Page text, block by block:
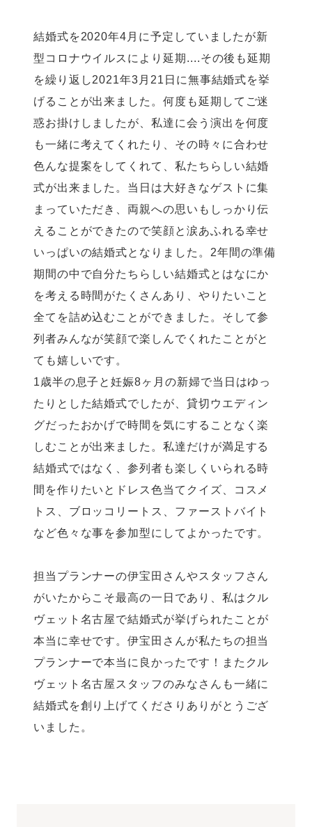
結婚式を2020年4月に予定していましたが新
型コロナウイルスにより延期....その後も延期
を繰り返し2021年3月21日に無事結婚式を挙
げることが出来ました。何度も延期してご迷
惑お掛けしましたが、私達に会う演出を何度
も一緒に考えてくれたり、その時々に合わせ
色んな提案をしてくれて、私たちらしい結婚
式が出来ました。当日は大好きなゲストに集
まっていただき、両親への思いもしっかり伝
えることができたので笑顔と涙あふれる幸せ
いっぱいの結婚式となりました。2年間の準備
期間の中で自分たちらしい結婚式とはなにか
を考える時間がたくさんあり、やりたいこと
全てを詰め込むことができました。そして参
列者みんなが笑顔で楽しんでくれたことがと
ても嬉しいです。
1歳半の息子と妊娠8ヶ月の新婦で当日はゆっ
たりとした結婚式でしたが、貸切ウエディン
グだったおかげで時間を気にすることなく楽
しむことが出来ました。私達だけが満足する
結婚式ではなく、参列者も楽しくいられる時
間を作りたいとドレス色当てクイズ、コスメ
トス、ブロッコリートス、ファーストバイト
など色々な事を参加型にしてよかったです。
担当プランナーの伊宝田さんやスタッフさん
がいたからこそ最高の一日であり、私はクル
ヴェット名古屋で結婚式が挙げられたことが
本当に幸せです。伊宝田さんが私たちの担当
プランナーで本当に良かったです！またクル
ヴェット名古屋スタッフのみなさんも一緒に
結婚式を創り上げてくださりありがとうござ
いました。